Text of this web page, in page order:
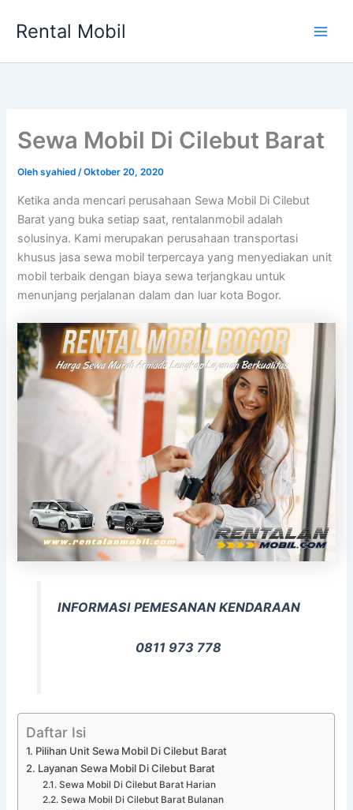
Rental Mobil
Sewa Mobil Di Cilebut Barat
Olehsyahied/Oktober 20, 2020
Ketika anda mencari perusahaan Sewa Mobil Di Cilebut
Barat yang buka setiap saat, rentalanmobil adalah
solusinya. Kami merupakan perusahaan transportasi
khusus jasa sewa mobil terpercaya yang menyediakan unit
mobil terbaik dengan biaya sewa terjangkau untuk
menunjang perjalanan dalam dan luar kota Bogor.
INFORMASI PEMESANAN KENDARAAN
0811 973 778
Daftar Isi
Pilihan Unit Sewa Mobil Di Cilebut Barat
Layanan Sewa Mobil Di Cilebut Barat
Sewa Mobil Di Cilebut Barat Harian
Sewa Mobil Di Cilebut Barat Bulanan